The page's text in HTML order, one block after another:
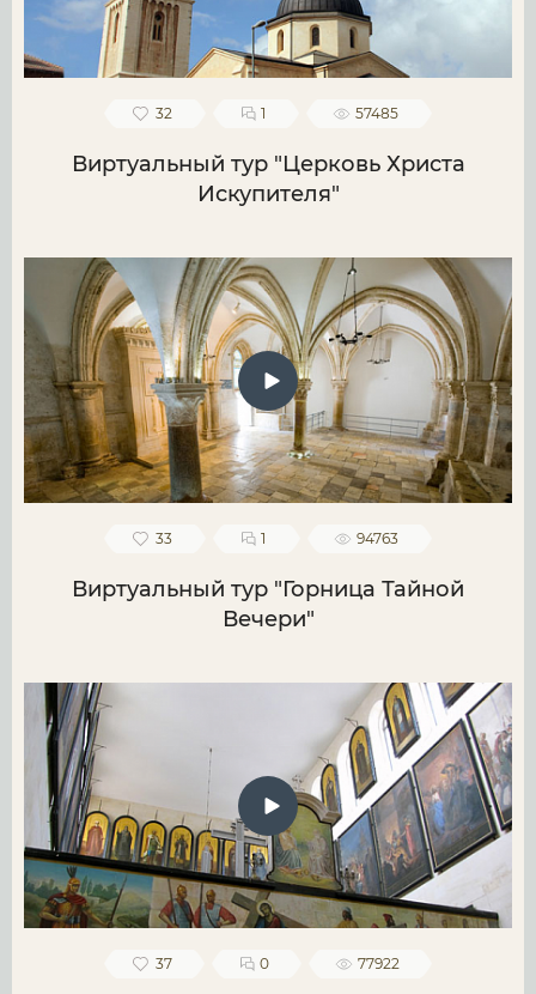
32 1 57485
Виртуальный тур "Церковь Христа
Искупителя"
33 1 94763
Виртуальный тур "Горница Тайной
Вечери"
37 0 77922